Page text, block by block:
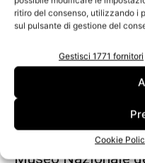
ritiro del consenso, utilizzando i
sul pulsante di gestione del
Gestisci 1771 fornitori
Cookie
Last minute! Venerdì 4 aprile
Inaugurazione
Museo Nazionale